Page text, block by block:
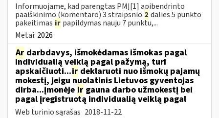
Informuojame, kad parengtas PMĮ[1] apibendrinto
paaiškinimo (komentaro) 3 straipsnio 2 dalies 5 punkto
pakeitimas ir papildymas nauju 7 punktu,...
Metai: 2026
Ar darbdavys, išmokėdamas išmokas pagal
individualią veiklą pagal pažymą, turi
apskaičiuoti...ir deklaruoti nuo išmokų pajamų
mokestį, jeigu nuolatinis Lietuvos gyventojas
dirba...įmonėje ir gauna darbo užmokestį bei
pagal įregistruotą individualią veiklą pagal
Web turinio sąrašas 2018-11-22